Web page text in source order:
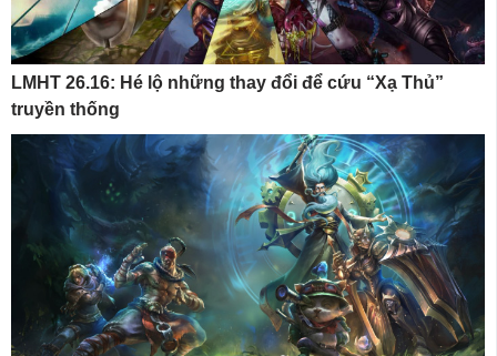
LMHT 26.16: Hé lộ những thay đổi để cứu “Xạ Thủ”
truyền thống